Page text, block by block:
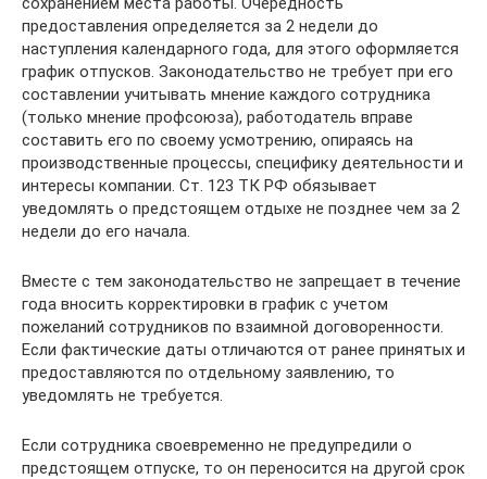
предоставления определяется за 2 недели до
наступления календарного года, для этого оформляется
график отпусков. Законодательство не требует при его
составлении учитывать мнение каждого сотрудника
(только мнение профсоюза), работодатель вправе
составить его по своему усмотрению, опираясь на
производственные процессы, специфику деятельности и
интересы компании. Ст. 123 ТК РФ обязывает
уведомлять о предстоящем отдыхе не позднее чем за 2
недели до его начала.
Вместе с тем законодательство не запрещает в течение
года вносить корректировки в график с учетом
пожеланий сотрудников по взаимной договоренности.
Если фактические даты отличаются от ранее принятых и
предоставляются по отдельному заявлению, то
уведомлять не требуется.
Если сотрудника своевременно не предупредили о
предстоящем отпуске, то он переносится на другой срок